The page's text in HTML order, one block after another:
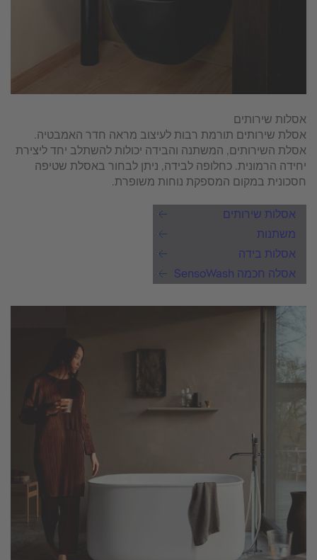
אסלות שירותים
אסלת שירותים תורמת רבות לעיצוב מראה חדר האמבטיה.
אסלת השירותים, המשתנה והבידה יכולות להשתלב יחד ליצירת
יחידה הרמונית. כחלופה לבידה, ניתן לבחור באסלת שטיפה
חסכונית במקום המספקת נוחות משופרת.
אסלות שירותים
משתנות
אסלות בידה
אסלה חכמה SensoWash